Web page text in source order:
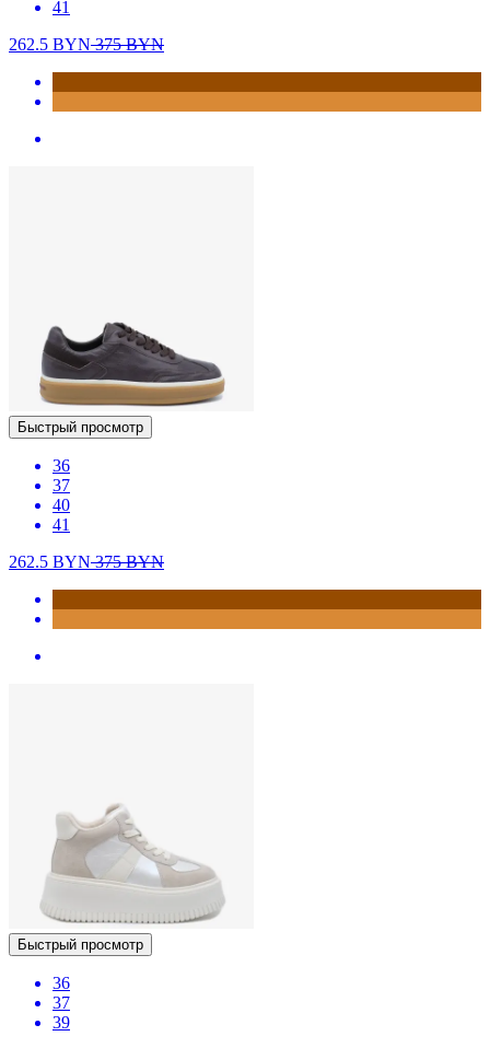
41
262.5 BYN375BYN
Быстрый просмотр
36
37
40
41
262.5 BYN375BYN
Быстрый просмотр
36
37
39